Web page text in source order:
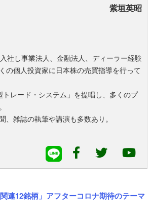
紫垣英昭
社し事業法人、金融法人、ディーラー経験
の個人投資家に日本株の売買指導を行って
レード・システム」を提唱し、多くのプ
、雑誌の執筆や講演も多数あり。
連12銘柄」アフターコロナ期待のテーマ